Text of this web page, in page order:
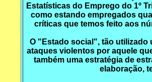
Estatísticas do Emprego do 1º
como estando empregados
críticas que temos feito aos
O "Estado social", tão utilizado
ataques violentos por aquele
também uma estratégia de
elaboração,